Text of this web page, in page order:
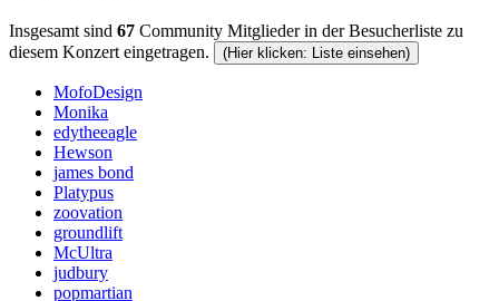
Insgesamt sind 67 Community Mitglieder in der Besucherliste zu
diesem Konzert eingetragen.
(Hier klicken: Liste einsehen)
MofoDesign
Monika
edytheeagle
Hewson
james bond
Platypus
zoovation
groundlift
McUltra
judbury
popmartian